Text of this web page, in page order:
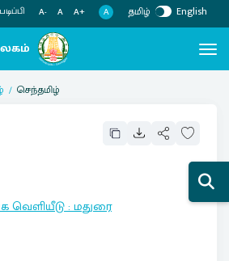
A- A A+ A தமிழ் English
செந்தமிழ்
வெளியீடு:மதுரை